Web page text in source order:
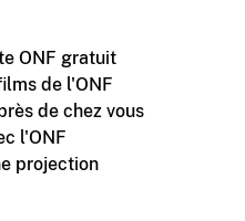
ONF gratuit
de l'ONF
de chez vous
l'ONF
projection